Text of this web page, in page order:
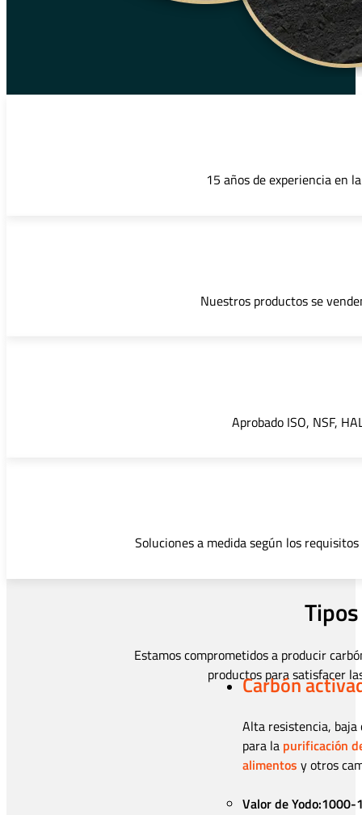
15 años de experiencia en
Nuestros productos se
Aprobado ISO, NSF,
Soluciones a medida según los
Estamos comprometidos a producir
productos para satisfacer
Carbón
Alta resistencia, baja
para la purificación
alimentos y otros
Valor de Yodo:1000-